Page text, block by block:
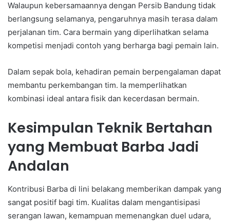
Walaupun kebersamaannya dengan Persib Bandung tidak
berlangsung selamanya, pengaruhnya masih terasa dalam
perjalanan tim. Cara bermain yang diperlihatkan selama
kompetisi menjadi contoh yang berharga bagi pemain lain.
Dalam sepak bola, kehadiran pemain berpengalaman dapat
membantu perkembangan tim. Ia memperlihatkan
kombinasi ideal antara fisik dan kecerdasan bermain.
Kesimpulan Teknik Bertahan
yang Membuat Barba Jadi
Andalan
Kontribusi Barba di lini belakang memberikan dampak yang
sangat positif bagi tim. Kualitas dalam mengantisipasi
serangan lawan, kemampuan memenangkan duel udara,